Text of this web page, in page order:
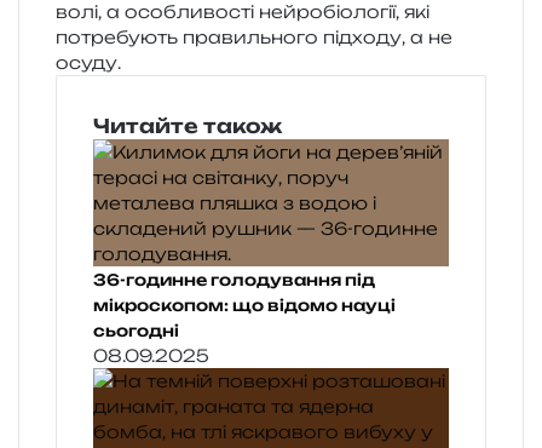
волі, а осо­бли­во­сті ней­ро­біо­ло­гії, які
потре­бу­ють пра­виль­но­го під­хо­ду, а не
осуду.
Читайте також
36-годинне голодування під
мікроскопом: що відомо науці
сьогодні
08.09.2025